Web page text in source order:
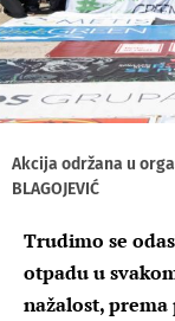
Akcija održana u
BLAGOJEVIĆ
Trudimo se
otpadu u
nažalost,